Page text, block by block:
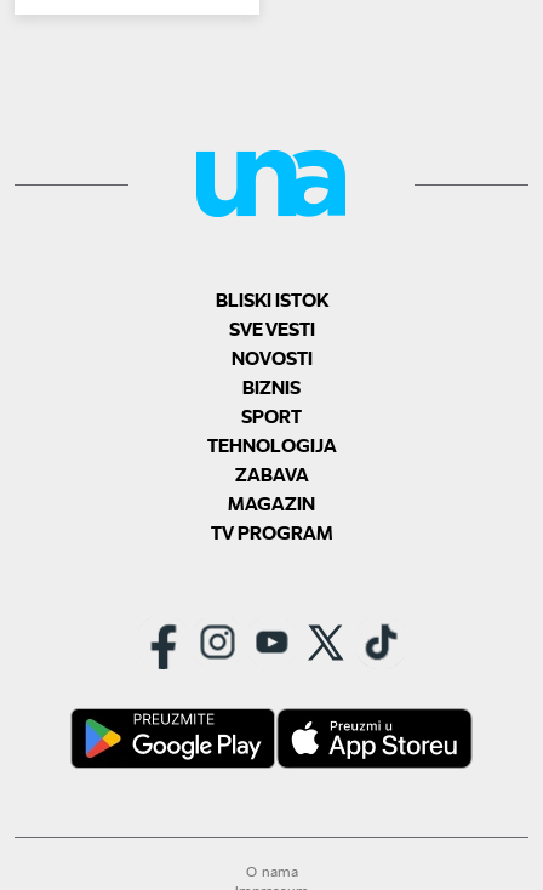
BLISKI ISTOK
SVE VESTI
NOVOSTI
BIZNIS
SPORT
TEHNOLOGIJA
ZABAVA
MAGAZIN
TV PROGRAM
O nama